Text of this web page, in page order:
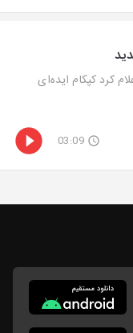
رزیدنت ایول ۷ اعلام کرد کپکام ایده‌ای
03:09